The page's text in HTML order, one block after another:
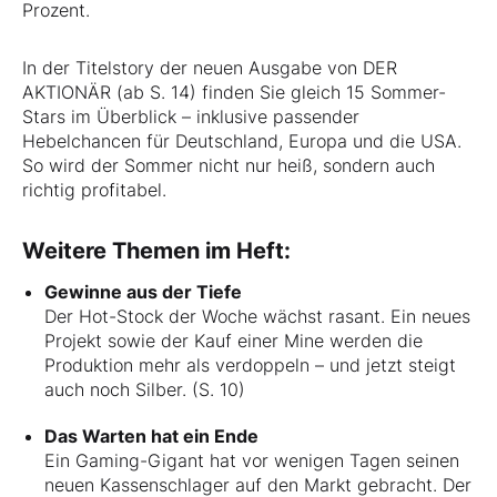
Prozent.
In der Titelstory der neuen Ausgabe von DER
AKTIONÄR (ab S. 14) finden Sie gleich 15 Sommer-
Stars im Überblick – inklusive passender
Hebelchancen für Deutschland, Europa und die USA.
So wird der Sommer nicht nur heiß, sondern auch
richtig profitabel.
Weitere Themen im Heft:
Gewinne aus der Tiefe
Der Hot-Stock der Woche wächst rasant. Ein neues
Projekt sowie der Kauf einer Mine werden die
Produktion mehr als verdoppeln – und jetzt steigt
auch noch Silber. (S. 10)
Das Warten hat ein Ende
Ein Gaming-Gigant hat vor wenigen Tagen seinen
neuen Kassenschlager auf den Markt gebracht. Der